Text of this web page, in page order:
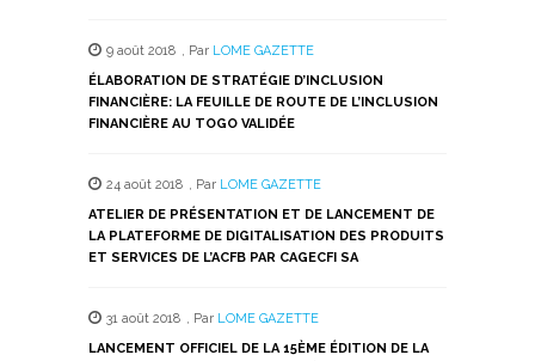
9 août 2018 , Par LOME GAZETTE
ÉLABORATION DE STRATÉGIE D’INCLUSION
FINANCIÈRE: LA FEUILLE DE ROUTE DE L’INCLUSION
FINANCIÈRE AU TOGO VALIDÉE
24 août 2018 , Par LOME GAZETTE
ATELIER DE PRÉSENTATION ET DE LANCEMENT DE
LA PLATEFORME DE DIGITALISATION DES PRODUITS
ET SERVICES DE L’ACFB PAR CAGECFI SA
31 août 2018 , Par LOME GAZETTE
LANCEMENT OFFICIEL DE LA 15ÈME ÉDITION DE LA